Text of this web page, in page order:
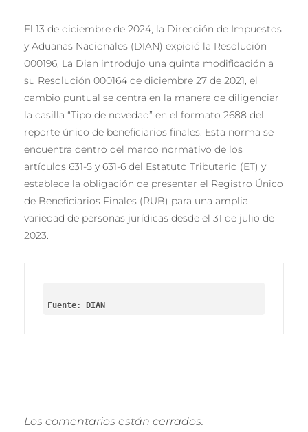
El 13 de diciembre de 2024, la Dirección de Impuestos
y Aduanas Nacionales (DIAN) expidió la Resolución
000196, La Dian introdujo una quinta modificación a
su Resolución 000164 de diciembre 27 de 2021, el
cambio puntual se centra en la manera de diligenciar
la casilla “Tipo de novedad” en el formato 2688 del
reporte único de beneficiarios finales. Esta norma se
encuentra dentro del marco normativo de los
artículos 631-5 y 631-6 del Estatuto Tributario (ET) y
establece la obligación de presentar el Registro Único
de Beneficiarios Finales (RUB) para una amplia
variedad de personas jurídicas desde el 31 de julio de
2023.
Fuente: DIAN
Los comentarios están cerrados.